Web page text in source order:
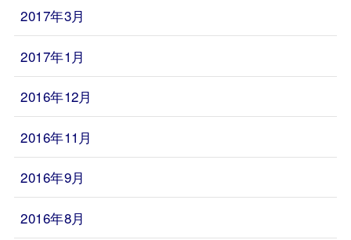
2017年3月
2017年1月
2016年12月
2016年11月
2016年9月
2016年8月